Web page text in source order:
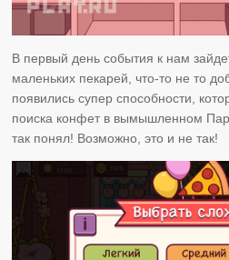
В первый день события к нам
маленьких пекарей, что-то не то
появились супер способности,
поиска конфет в вымышленном
так понял! Возможно, это и не так!